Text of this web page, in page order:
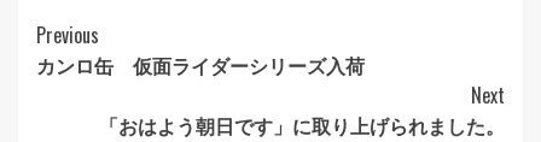
Continue
Reading
Previous
カンロ缶 仮面ライダーシリーズ入荷
Next
「おはよう朝日です」に取り上げられました。